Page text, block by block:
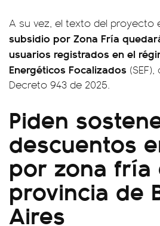
A su vez, el texto del proyecto
subsidio por Zona Fría
usuarios registrados en el
Energéticos Focalizados
Decreto 943 de 2025.
Piden
descuentos
por zona fría
provincia de
Aires